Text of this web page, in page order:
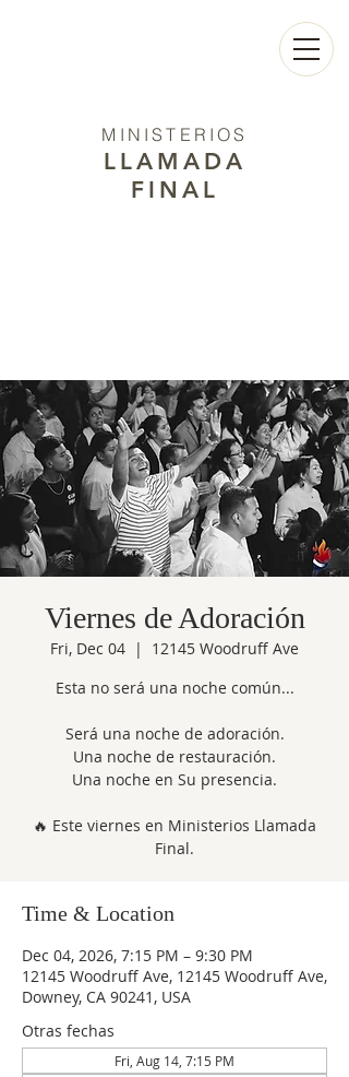
MINISTERIOS
LLAMADA
FINAL
Viernes de Adoración
Fri, Dec 04
  |
12145 Woodruff Ave
Esta no será una noche común...
Será una noche de adoración.
Una noche de restauración.
Una noche en Su presencia.
🔥 Este viernes en Ministerios Llamada
Final.
Time & Location
Dec 04, 2026, 7:15 PM – 9:30 PM
12145 Woodruff Ave, 12145 Woodruff Ave,
Downey, CA 90241, USA
Otras fechas
Fri, Aug 14, 7:15 PM